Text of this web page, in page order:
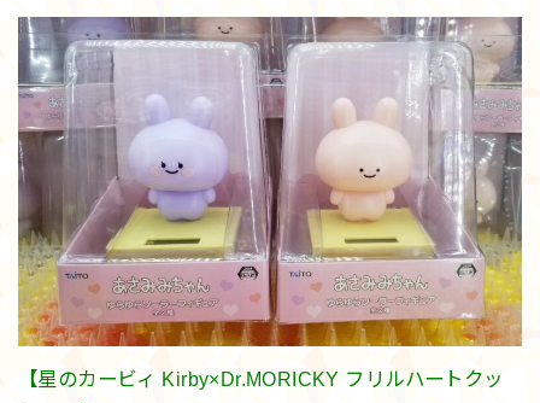
【星のカービィ Kirby×Dr.MORICKY フリルハートクッ